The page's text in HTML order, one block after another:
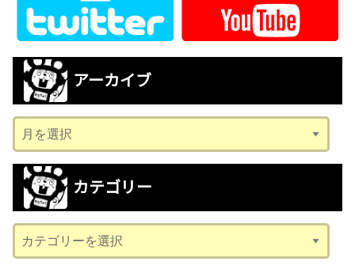
アーカイブ
ー
カ
ブ
カテゴリー
テ